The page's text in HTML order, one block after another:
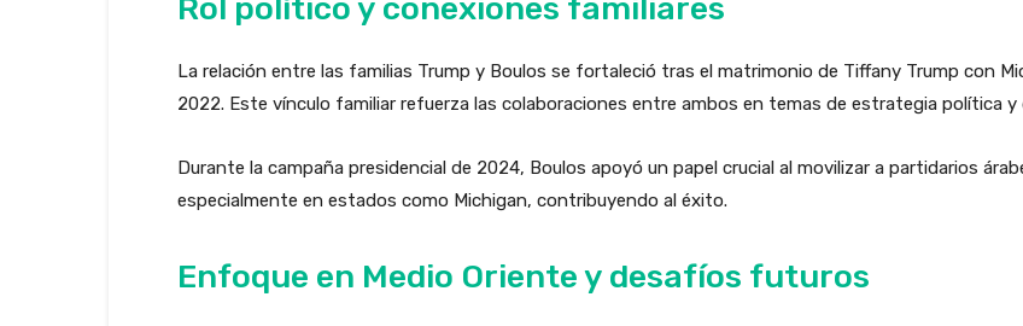
Rol político y conexiones familiares
La relación entre las familias Trump y Boulos se fortaleció tras el matrimonio de Tiffany Trump con
2022. Este vínculo familiar refuerza las colaboraciones entre ambos en temas de estrategia política y
Durante la campaña presidencial de 2024, Boulos apoyó un papel crucial al movilizar a partidarios
especialmente en estados como Michigan, contribuyendo al éxito.
Enfoque en Medio Oriente y desafíos futuros